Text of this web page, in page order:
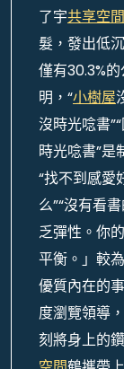
了宇共享空間
髮，發出低
僅有30.3%
明，“小樹屋
沒時光唸書
時光唸書”是
“找不到感愛
么”“沒有看
乏彈性。你
平衡。」較
優質內在的
度瀏覽領導
刻將身上的